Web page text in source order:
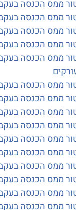
הכנסה בעקבות אין
הכנסה בעקבות
הכנסה בעקבות
הכנסה בעקבות
הכנסה בעקבות
הכנסה בעקבות אי
הכנסה בעקבות אי
הכנסה בעקבות אי
הכנסה בעקבות
הכנסה בעקבות
הכנסה בעקבות
הכנסה בעקבות
הכנסה בעקבות
הכנסה בעקבות
הכנסה בעקבות